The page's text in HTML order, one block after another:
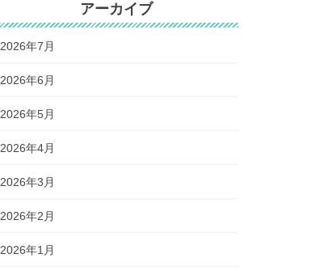
アーカイブ
2026年7月
2026年6月
2026年5月
2026年4月
2026年3月
2026年2月
2026年1月